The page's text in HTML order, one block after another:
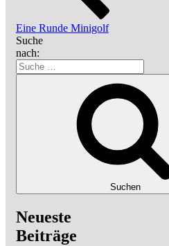
Eine Runde Minigolf
Suche
nach:
Suchen
Neueste
Beiträge